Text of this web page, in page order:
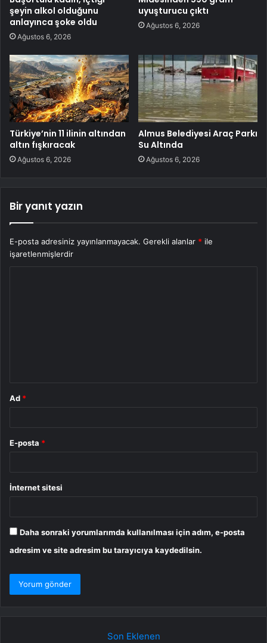
şeyin alkol olduğunu
anlayınca şoke oldu
Ağustos 6, 2026
uyuşturucu çıktı
Ağustos 6, 2026
Türkiye’nin 11 ilinin altından
altın fışkıracak
Ağustos 6, 2026
Almus Belediyesi Araç Parkı
Su Altında
Ağustos 6, 2026
Bir yanıt yazın
E-posta adresiniz yayınlanmayacak. Gerekli alanlar * ile
işaretlenmişlerdir
Ad *
E-posta *
İnternet sitesi
Daha sonraki yorumlarımda kullanılması için adım, e-posta
adresim ve site adresim bu tarayıcıya kaydedilsin.
Son Eklenen